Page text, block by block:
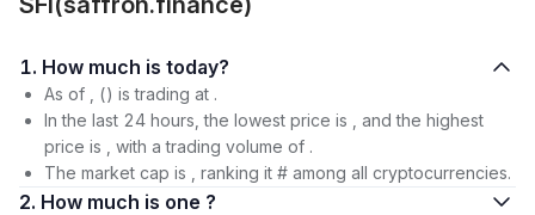
1. How much is today?
As of , () is trading at .
In the last 24 hours, the lowest price is , and the highest
price is , with a trading volume of .
The market cap is , ranking it # among all cryptocurrencies.
2. How much is one ?